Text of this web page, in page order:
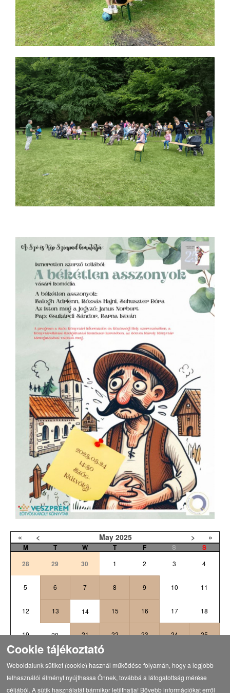
« < May 2025 > »
M T W T F S
S
28
29 30 1 2 3 4
5 6 7 8 9 10 11
12 13 14 15 16 17 18
19 20 21 22 23 24 25
27
Cookie tájékoztató
Weboldalunk sütiket (cookie) használ működése folyamán, hogy a legjobb
felhasználói élményt nyújthassa Önnek, továbbá a látogatottság mérése
céljából. A sütik használatát bármikor letilthatja! Bővebb információkat erről